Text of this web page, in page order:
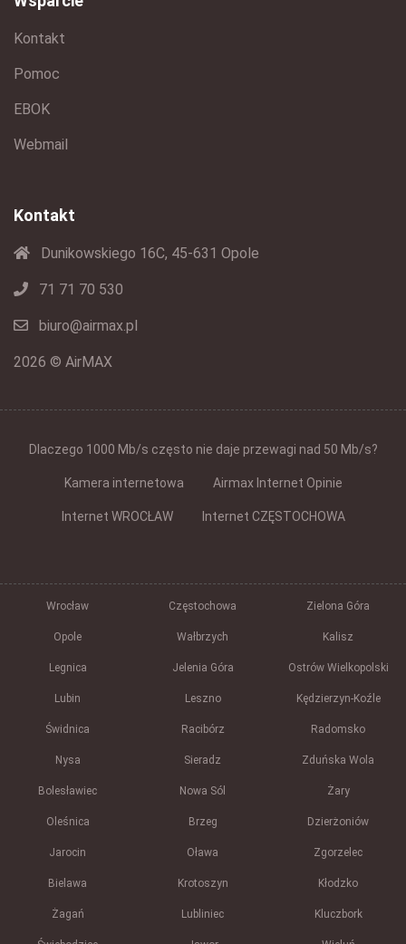
Kontakt
Pomoc
EBOK
Webmail
Kontakt
Dunikowskiego 16C, 45-631 Opole
71 71 70 530
biuro@airmax.pl
2026 © AirMAX
Dlaczego 1000 Mb/s często nie daje przewagi nad 50 Mb/s?
Kamera internetowa Airmax Internet Opinie
Internet WROCŁAW Internet CZĘSTOCHOWA
Wrocław Częstochowa Zielona Góra
Opole Wałbrzych Kalisz
Legnica Jelenia Góra Ostrów Wielkopolski
Lubin Leszno Kędzierzyn-Koźle
Świdnica Racibórz Radomsko
Nysa Sieradz Zduńska Wola
Bolesławiec Nowa Sól Żary
Oleśnica Brzeg Dzierżoniów
Jarocin Oława Zgorzelec
Bielawa Krotoszyn Kłodzko
Żagań Lubliniec Kluczbork